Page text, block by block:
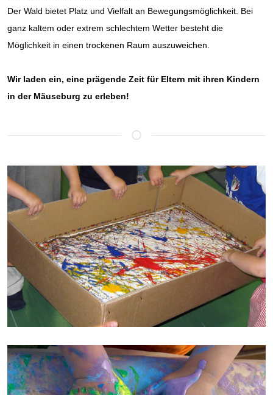
Der Wald bietet Platz und Vielfalt an Bewegungsmöglichkeit. Bei
ganz kaltem oder extrem schlechtem Wetter besteht die
Möglichkeit in einen trockenen Raum auszuweichen.
Wir laden ein, eine prägende Zeit für Eltern mit ihren Kindern
in der Mäuseburg zu erleben!